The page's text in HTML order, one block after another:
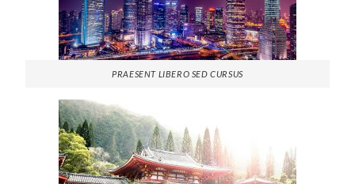
PRAESENT LIBERO SED CURSUS